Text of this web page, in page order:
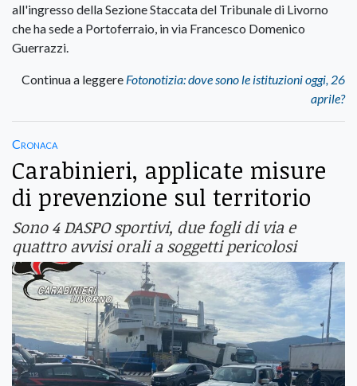
all'ingresso della Sezione Staccata del Tribunale di Livorno
che ha sede a Portoferraio, in via Francesco Domenico
Guerrazzi.
Continua a leggere Fotonotizia: dove sono le istituzioni oggi, 26
aprile?
Cronaca
Carabinieri, applicate misure
di prevenzione sul territorio
Sono 4 DASPO sportivi, due fogli di via e
quattro avvisi orali a soggetti pericolosi